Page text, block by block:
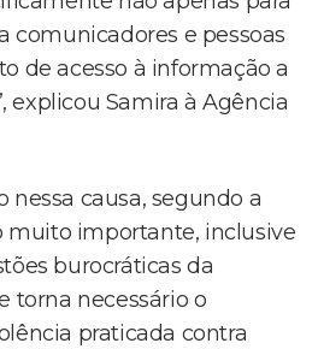
comunicadores e pessoas
de acesso à informação a
explicou Samira à Agência
nessa causa, segundo a
muito importante, inclusive
burocráticas da
torna necessário o
praticada contra